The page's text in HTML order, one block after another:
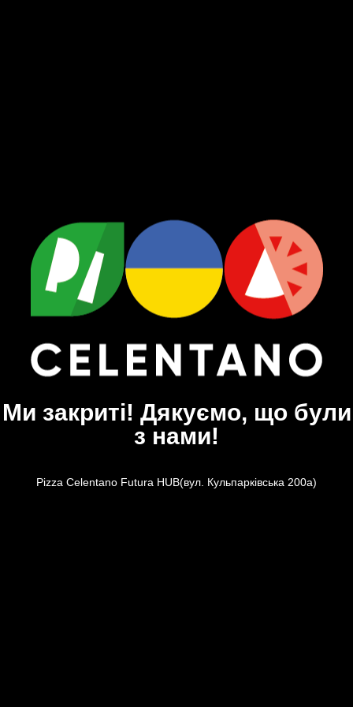
Ми закриті! Дякуємо, що були
з нами!
Pizza Celentano Futura HUB(вул. Кульпарківська 200а)